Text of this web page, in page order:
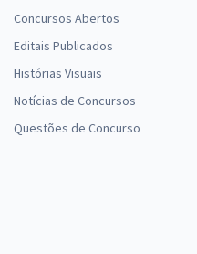
Concursos Abertos
Editais Publicados
Histórias Visuais
Notícias de Concursos
Questões de Concurso